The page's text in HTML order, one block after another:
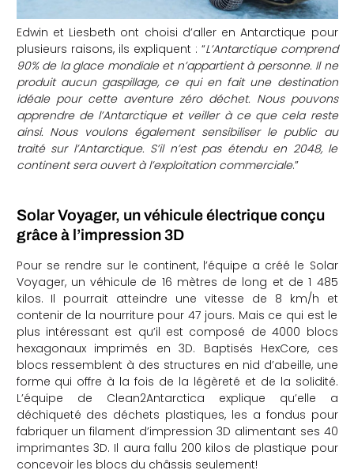
Edwin et Liesbeth ont choisi d’aller en Antarctique pour
plusieurs raisons, ils expliquent : “L’Antarctique comprend
90% de la glace mondiale et n’appartient à personne. Il ne
produit aucun gaspillage, ce qui en fait une destination
idéale pour cette aventure zéro déchet. Nous pouvons
apprendre de l’Antarctique et veiller à ce que cela reste
ainsi. Nous voulons également sensibiliser le public au
traité sur l’Antarctique. S’il n’est pas étendu en 2048, le
continent sera ouvert à l’exploitation commerciale.”
Solar Voyager, un véhicule électrique conçu
grâce à l’impression 3D
Pour se rendre sur le continent, l’équipe a créé le Solar
Voyager, un véhicule de 16 mètres de long et de 1 485
kilos. Il pourrait atteindre une vitesse de 8 km/h et
contenir de la nourriture pour 47 jours. Mais ce qui est le
plus intéressant est qu’il est composé de 4000 blocs
hexagonaux imprimés en 3D. Baptisés HexCore, ces
blocs ressemblent à des structures en nid d’abeille, une
forme qui offre à la fois de la légèreté et de la solidité.
L’équipe de Clean2Antarctica explique qu’elle a
déchiqueté des déchets plastiques, les a fondus pour
fabriquer un filament d’impression 3D alimentant ses 40
imprimantes 3D. Il aura fallu 200 kilos de plastique pour
concevoir les blocs du châssis seulement!